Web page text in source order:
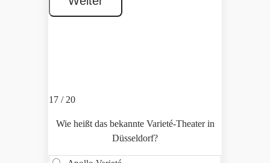
17 / 20
Wie heißt das bekannte Varieté-Theater in
Düsseldorf?